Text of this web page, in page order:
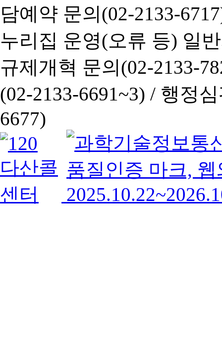
담예약 문의(02-2133-
누리집 운영(오류 등) 일
규제개혁 문의(02-2133-
(02-2133-6691~3) / 행정심
6677)